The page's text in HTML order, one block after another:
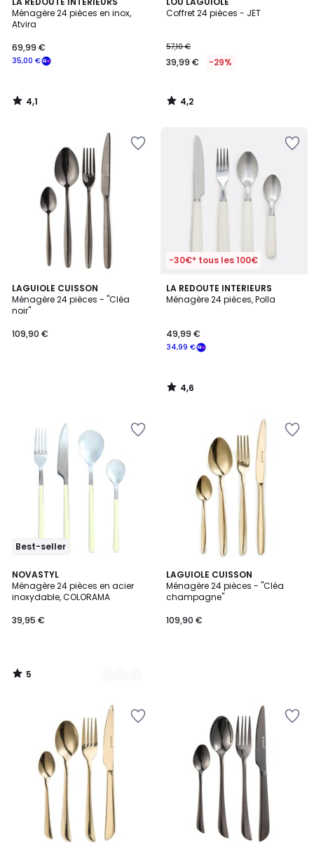
Ménagère 24 pièces en inox,
Atvira
35,00 €
69,99 €
/ 5
4,1
/
Coffret 24 pièces - JET
57,10 €
39,99 € -29%
/ 5
4,2
/
LAGUIOLE CUISSON
Ménagère 24 pièces - "Cléa
noir"
109,90 €
-30€* tous les 100€
LA REDOUTE INTERIEURS
Ménagère 24 pièces, Polla
34,99 €
49,99 €
4,6
/ 5
4,6
/
Best-seller
NOVASTYL
Ménagère 24 pièces en acier
inoxydable, COLORAMA
39,95 €
5
/
5
4
Couleurs
5
/
LAGUIOLE CUISSON
Ménagère 24 pièces - "Cléa
champagne"
109,90 €